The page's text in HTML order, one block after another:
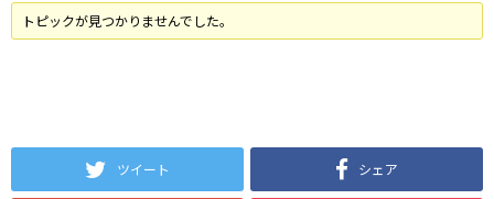
トピックが見つかりませんでした。
ツイート シェア